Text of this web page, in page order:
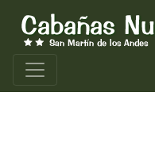
Previous